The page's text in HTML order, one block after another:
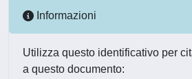
Informazioni
Utilizza questo identificativo per
a questo documento: